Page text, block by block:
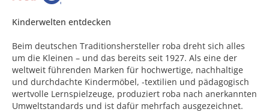
Kinderwelten entdecken
Beim deutschen Traditionshersteller roba dreht sich alles
um die Kleinen – und das bereits seit 1927. Als eine der
weltweit führenden Marken für hochwertige, nachhaltige
und durchdachte Kindermöbel, -textilien und pädagogisch
wertvolle Lernspielzeuge, produziert roba nach anerkannten
Umweltstandards und ist dafür mehrfach ausgezeichnet.